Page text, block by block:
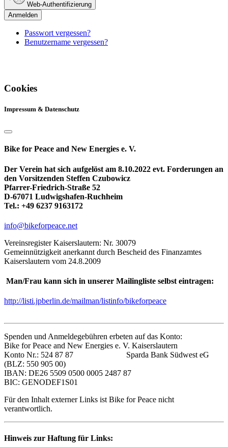
Web-Authentifizierung
Anmelden
Passwort vergessen?
Benutzername vergessen?
Cookies
Impressum & Datenschutz
Bike for Peace and New Energies e. V.
Der Verein hat sich aufgelöst am 8.10.2022 evt. Forderungen an
den Vorsitzenden Steffen Czubowicz
Pfarrer-Friedrich-Straße 52
D-67071 Ludwigshafen-Ruchheim
Tel.: +49 6237 9163172
info@bikeforpeace.net
Vereinsregister Kaiserslautern: Nr. 30079
Gemeinnützigkeit anerkannt durch Bescheid des Finanzamtes
Kaiserslautern vom 24.8.2009
Man/Frau kann sich in unserer Mailingliste selbst eintragen:
http://listi.jpberlin.de/mailman/listinfo/bikeforpeace
Spenden und Anmeldegebühren erbeten auf das Konto:
Bike for Peace and New Energies e. V. Kaiserslautern
Konto Nr.: 524 87 87 Sparda Bank Südwest eG
(BLZ: 550 905 00)
IBAN: DE26 5509 0500 0005 2487 87
BIC: GENODEF1S01
Für den Inhalt externer Links ist Bike for Peace nicht
verantwortlich.
Hinweis zur Haftung für Links: